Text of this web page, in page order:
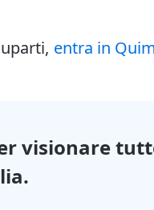
entra in
visionare